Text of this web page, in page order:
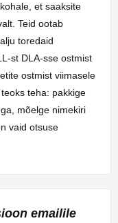
et saaksite
Teid ootab
toredaid
st DLA-sse ostmist
ostmist viimasele
teha: pakkige
mõelge nimekiri
vaid otsuse
emailile